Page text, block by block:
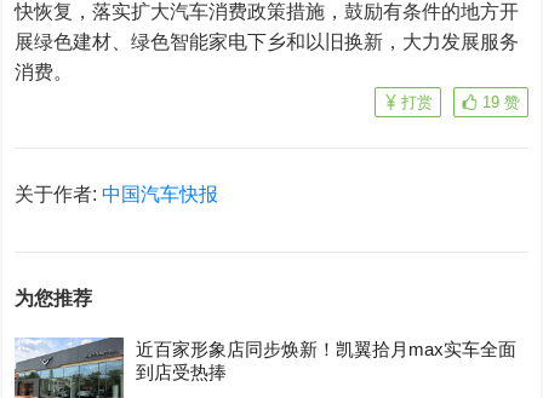
快恢复，落实扩大汽车消费政策措施，鼓励有条件的地方开
展绿色建材、绿色智能家电下乡和以旧换新，大力发展服务
消费。
19 赞
打赏
关于作者:中国汽车快报
为您推荐
近百家形象店同步焕新！凯翼拾月max实车全面
到店受热捧